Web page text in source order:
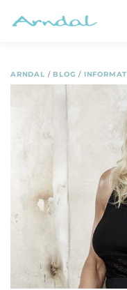
ARNDAL / BLOG /